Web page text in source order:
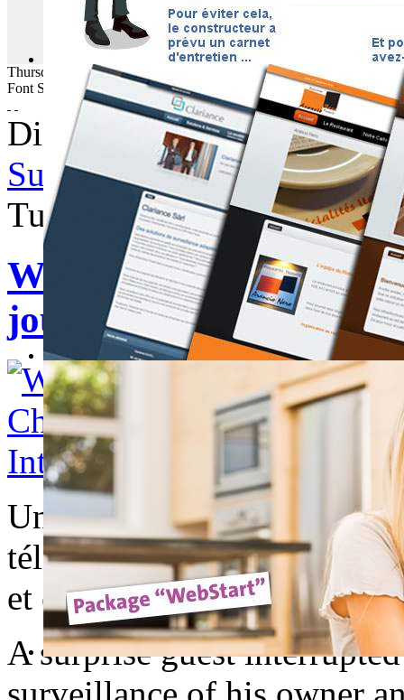
Thursday August 2026
Font Size
Displaying items by tag:
Subscribe to this RSS feed
Tuesday, 23 May 2017
WebBuzz du 23/05/
journal télévisé-Dog
Un invité surprise est venu
télévisé en Russie. Il a
et est venu dire bonjour à
A surprise guest